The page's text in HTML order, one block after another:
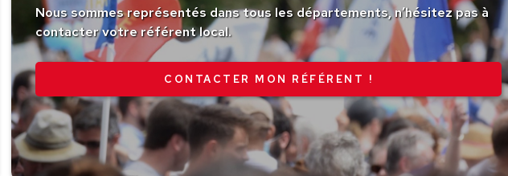
Nous sommes représentés dans tous les départements, n’hésitez pas à
contacter votre référent local.
CONTACTER MON RÉFÉRENT !